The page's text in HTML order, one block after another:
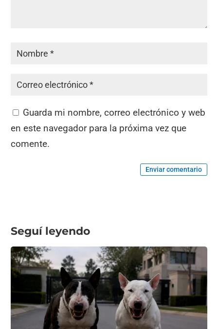
Guarda mi nombre, correo electrónico y web
en este navegador para la próxima vez que
comente.
Enviar comentario
Seguí leyendo